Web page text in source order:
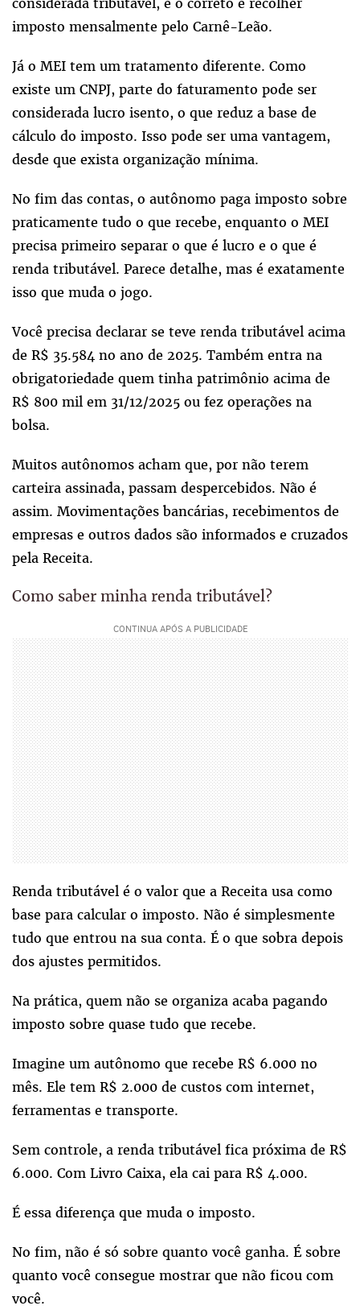
imposto mensalmente pelo Carnê-Leão.
Já o MEI tem um tratamento diferente. Como
existe um CNPJ, parte do faturamento pode ser
considerada lucro isento, o que reduz a base de
cálculo do imposto. Isso pode ser uma vantagem,
desde que exista organização mínima.
No fim das contas, o autônomo paga imposto sobre
praticamente tudo o que recebe, enquanto o MEI
precisa primeiro separar o que é lucro e o que é
renda tributável. Parece detalhe, mas é exatamente
isso que muda o jogo.
Você precisa declarar se teve renda tributável acima
de R$ 35.584 no ano de 2025. Também entra na
obrigatoriedade quem tinha patrimônio acima de
R$ 800 mil em 31/12/2025 ou fez operações na
bolsa.
Muitos autônomos acham que, por não terem
carteira assinada, passam despercebidos. Não é
assim. Movimentações bancárias, recebimentos de
empresas e outros dados são informados e cruzados
pela Receita.
Como saber minha renda tributável?
Renda tributável é o valor que a Receita usa como
base para calcular o imposto. Não é simplesmente
tudo que entrou na sua conta. É o que sobra depois
dos ajustes permitidos.
Na prática, quem não se organiza acaba pagando
imposto sobre quase tudo que recebe.
Imagine um autônomo que recebe R$ 6.000 no
mês. Ele tem R$ 2.000 de custos com internet,
ferramentas e transporte.
Sem controle, a renda tributável fica próxima de R$
6.000. Com Livro Caixa, ela cai para R$ 4.000.
É essa diferença que muda o imposto.
No fim, não é só sobre quanto você ganha. É sobre
quanto você consegue mostrar que não ficou com
você.